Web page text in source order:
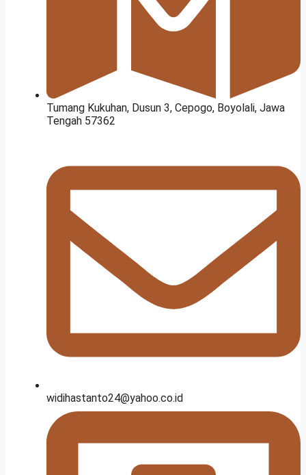
Tumang Kukuhan, Dusun 3, Cepogo, Boyolali, Jawa
Tengah 57362
widihastanto24@yahoo.co.id